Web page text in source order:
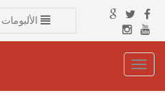
الألبومات
Toggle
navigation